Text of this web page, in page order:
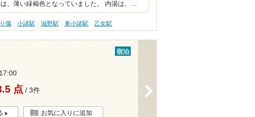
、薄い緑褐色となっていました。 内湯は、…
傷 小諸駅 滋野駅 東小諸駅 乙女駅
宿泊
点 / 3件
お気に入りに追加